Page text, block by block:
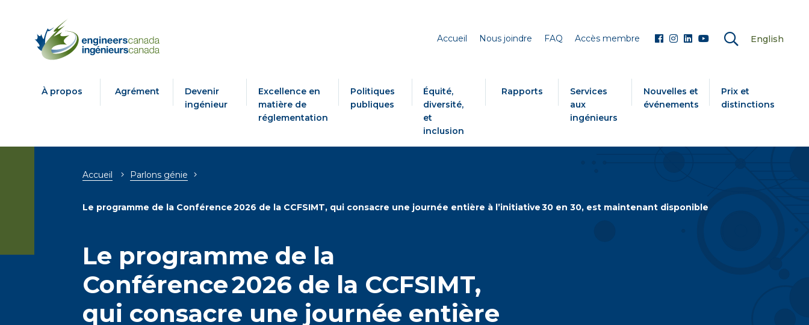
Accueil Nous joindre FAQ Accès membre English
À propos Agrément
Devenir
ingénieur
Excellence en
matière de
réglementation
Politiques
publiques
Équité,
diversité,
et
inclusion
Rapports
Services
aux
ingénieurs
Nouvelles et
événements
Prix et
distinctions
Breadcrumb
Accueil Parlons génie
Le programme de la Conférence 2026 de la CCFSIMT, qui consacre une journée entière à l’initiative 30 en 30, est maintenant disponible
Le programme de la
Conférence 2026 de la CCFSIMT,
qui consacre une journée entière